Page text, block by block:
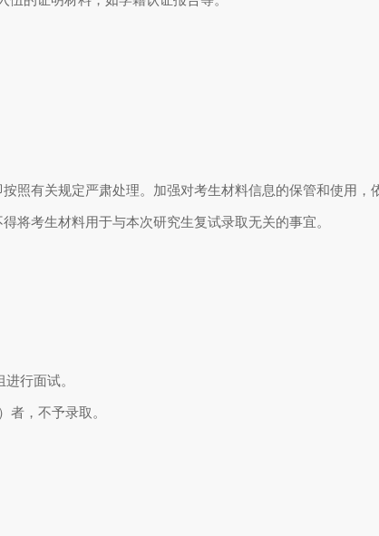
照有关规定严肃处理。加强对考生材料信息的保管和使用，
将考生材料用于与本次研究生复试录取无关的事宜。
进行面试。
者，不予录取。